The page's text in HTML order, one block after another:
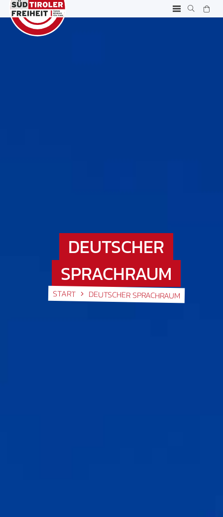
DEUTSCHER
SPRACHRAUM
START DEUTSCHER SPRACHRAUM